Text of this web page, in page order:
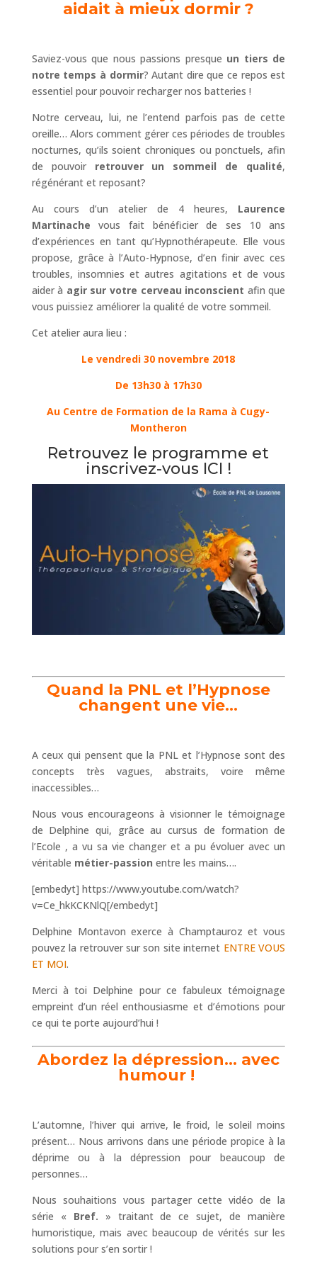
aidait à mieux dormir ?
Saviez-vous que nous passions presque un tiers de
notre temps à dormir? Autant dire que ce repos est
essentiel pour pouvoir recharger nos batteries !
Notre cerveau, lui, ne l’entend parfois pas de cette
oreille… Alors comment gérer ces périodes de troubles
nocturnes, qu’ils soient chroniques ou ponctuels, afin
de pouvoir retrouver un sommeil de qualité,
régénérant et reposant?
Au cours d’un atelier de 4 heures, Laurence
Martinachevous fait bénéficier de ses 10 ans
d’expériences en tant qu’Hypnothérapeute. Elle vous
propose, grâce à l’Auto-Hypnose, d’en finir avec ces
troubles, insomnies et autres agitations et de vous
aider à agir sur votre cerveau inconscient afin que
vous puissiez améliorer la qualité de votre sommeil.
Cet atelier aura lieu :
Le vendredi 30 novembre 2018
De 13h30 à 17h30
Au Centre de Formation de la Rama à Cugy-
Montheron
Retrouvez le programme et
inscrivez-vous ICI !
Quand la PNL et l’Hypnose
changent une vie…
A ceux qui pensent que la PNL et l’Hypnose sont des
concepts très vagues, abstraits, voire même
inaccessibles…
Nous vous encourageons à visionner le témoignage
de Delphine qui, grâce au cursus de formation de
l’Ecole , a vu sa vie changer et a pu évoluer avec un
véritable métier-passion entre les mains….
[embedyt] https://www.youtube.com/watch?
v=Ce_hkKCKNlQ[/embedyt]
Delphine Montavon exerce à Champtauroz et vous
pouvez la retrouver sur son site internet ENTRE VOUS
ET MOI.
Merci à toi Delphine pour ce fabuleux témoignage
empreint d’un réel enthousiasme et d’émotions pour
ce qui te porte aujourd’hui !
Abordez la dépression… avec
humour !
L’automne, l’hiver qui arrive, le froid, le soleil moins
présent… Nous arrivons dans une période propice à la
déprime ou à la dépression pour beaucoup de
personnes…
Nous souhaitions vous partager cette vidéo de la
série « Bref. » traitant de ce sujet, de manière
humoristique, mais avec beaucoup de vérités sur les
solutions pour s’en sortir !